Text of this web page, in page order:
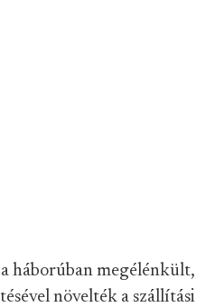
háborúban megélénkült,
növelték a szállítási